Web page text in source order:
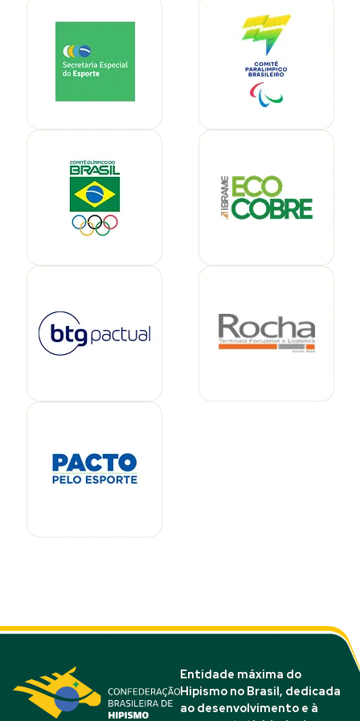
Entidade máxima do
Hipismo no Brasil, dedicada
ao desenvolvimento e à